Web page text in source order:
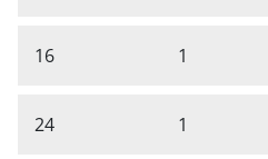
16 1
24 1